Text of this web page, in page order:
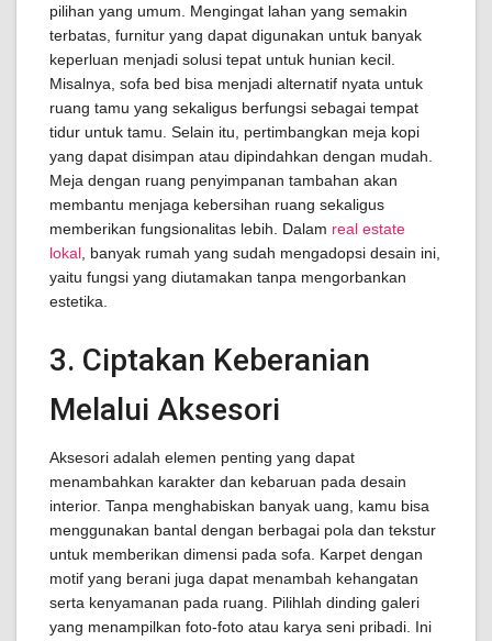
pilihan yang umum. Mengingat lahan yang semakin
terbatas, furnitur yang dapat digunakan untuk banyak
keperluan menjadi solusi tepat untuk hunian kecil.
Misalnya, sofa bed bisa menjadi alternatif nyata untuk
ruang tamu yang sekaligus berfungsi sebagai tempat
tidur untuk tamu. Selain itu, pertimbangkan meja kopi
yang dapat disimpan atau dipindahkan dengan mudah.
Meja dengan ruang penyimpanan tambahan akan
membantu menjaga kebersihan ruang sekaligus
memberikan fungsionalitas lebih. Dalam real estate
lokal , banyak rumah yang sudah mengadopsi desain ini,
yaitu fungsi yang diutamakan tanpa mengorbankan
estetika.
3. Ciptakan Keberanian
Melalui Aksesori
Aksesori adalah elemen penting yang dapat
menambahkan karakter dan kebaruan pada desain
interior. Tanpa menghabiskan banyak uang, kamu bisa
menggunakan bantal dengan berbagai pola dan tekstur
untuk memberikan dimensi pada sofa. Karpet dengan
motif yang berani juga dapat menambah kehangatan
serta kenyamanan pada ruang. Pilihlah dinding galeri
yang menampilkan foto-foto atau karya seni pribadi. Ini